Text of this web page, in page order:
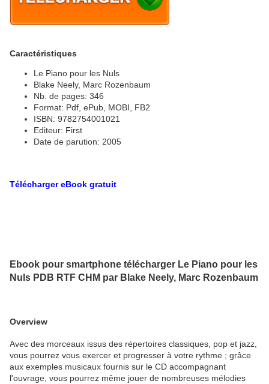
Caractéristiques
Le Piano pour les Nuls
Blake Neely, Marc Rozenbaum
Nb. de pages: 346
Format: Pdf, ePub, MOBI, FB2
ISBN: 9782754001021
Editeur: First
Date de parution: 2005
Télécharger eBook gratuit
Ebook pour smartphone télécharger Le Piano pour les
Nuls PDB RTF CHM par Blake Neely, Marc Rozenbaum
Overview
Avec des morceaux issus des répertoires classiques, pop et jazz,
vous pourrez vous exercer et progresser à votre rythme ; grâce
aux exemples musicaux fournis sur le CD accompagnant
l'ouvrage, vous pourrez même jouer de nombreuses mélodies